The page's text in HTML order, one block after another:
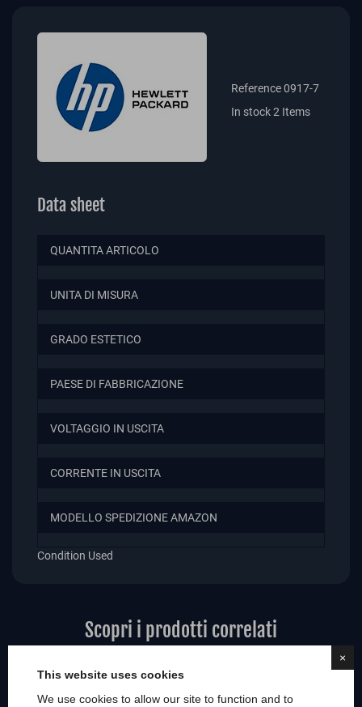
×
This website uses cookies
We use cookies to allow our site to function and to
Reference0917-7
In stock2 Items
Data sheet
QUANTITA ARTICOLO
UNITA DI MISURA
GRADO ESTETICO
PAESE DI FABBRICAZIONE
VOLTAGGIO IN USCITA
CORRENTE IN USCITA
MODELLO SPEDIZIONE AMAZON
Condition Used
Scopri i prodotti correlati